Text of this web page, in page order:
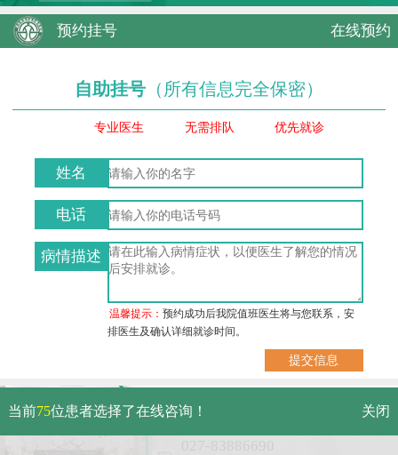
预约挂号 在线预约
自助挂号 （所有信息完全保密）
专业医生 无需排队 优先就诊
姓名
电话
病情描述
温馨提示：预约成功后我院值班医生将与您联系，安
排医生及确认详细就诊时间。
武汉市硚口区解放大道479号
当前75位患者选择了在线咨询！ 关闭